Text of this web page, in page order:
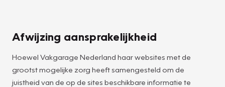
Afwijzing aansprakelijkheid
Hoewel Vakgarage Nederland haar websites met de
grootst mogelijke zorg heeft samengesteld om de
juistheid van de op de sites beschikbare informatie te